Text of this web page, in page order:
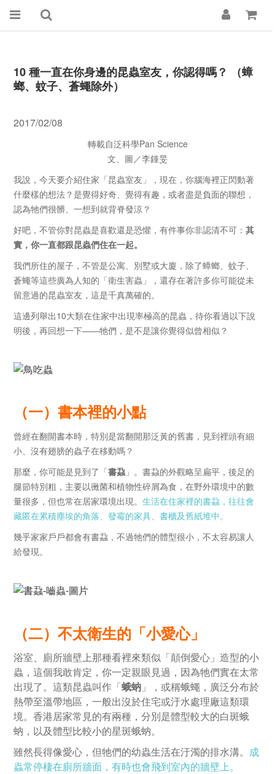
10 種一直在你身邊的昆蟲室友，你認得嗎？ （蟑
螂、蚊子、蒼蠅除外）
2017/02/08
轉載自泛科學Pan Science
文、圖／李鍾旻
我說，今天要介紹住家「昆蟲室友」，現在，你腦海裡正閃動著
什麼樣的想法？是覺得好奇、覺得有趣，或者盡是負面的聯想，
認為牠們很髒、一想到就背脊發涼？
好吧，不管你對昆蟲是喜歡還是恐懼，有件事你非認清不可： 其
實，你一直都跟昆蟲們住在一起。
我們所住的屋子，不管是公寓、別墅或大廈，除了蟑螂、蚊子、
蒼蠅等這些廣為人知的「衛生害蟲」，還存在著許多你可能從未
留意過的昆蟲室友，這是千真萬確的。
這邊列舉出10大類在住家中出現率極高的昆蟲，待你看過以下說
明後，再回想一下——牠們，是不是讓你覺得似曾相似？
（一）書本裡的小點
曾經在翻開書本時，特別是當翻開那泛黃的舊書，見到裡頭有細
小、沒有翅膀的蟲子在移動嗎？
那麼，你可能是見到了「書蝨 」。書蝨的外觀略呈扁平，後足的
腿節特別粗，主要以黴菌和植物性碎屑為食，在野外環境中的數
量很多，但也常在居家環境出現。 生活在住家裡的書蝨，往往會
藏匿在累積塵埃的角落、發霉的家具、書櫃及舊紙堆中。
幾乎家家戶戶都會有書蝨，不過牠們的體型很小，不太容易讓人
給發現。
（二）不太衛生的「小愛心」
浴室、廁所牆壁上那種看裡來類似「顛倒愛心」造型的小
蟲，這個我敢肯定，你一定親眼見過，因為牠們實在太常
出現了。這類昆蟲叫作「蛾蚋 」，或稱蛾蠅，廣泛分布於
熱帶至溫帶地區，一般出沒於住宅或汙水處理廠這類環
境。香港居家常見的有兩種，分別是體型較大的白斑蛾
蚋，以及體型比較小的星斑蛾蚋。
雖然長得像愛心，但牠們的幼蟲生活在汙濁的排水溝。 成
蟲常停棲在廁所牆面，有時也會飛到室內的牆壁上。